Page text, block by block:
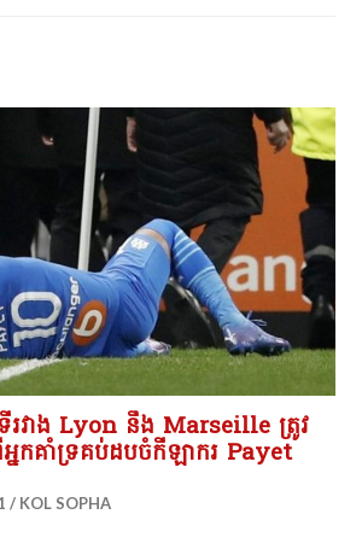
រវាង Lyon នឹង Marseille ត្រូវ
ពីអ្នកគាំទ្រគប់ដបចំកីឡាករ Payet
KOL SOPHA